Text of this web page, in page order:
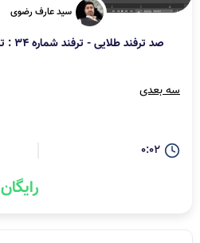
سید عارف رضوی
صد ترفند طلایی - ترفند شماره 34 : تاثیر Instance حجم فایل ها
سه بعدی
0:02
رایگان